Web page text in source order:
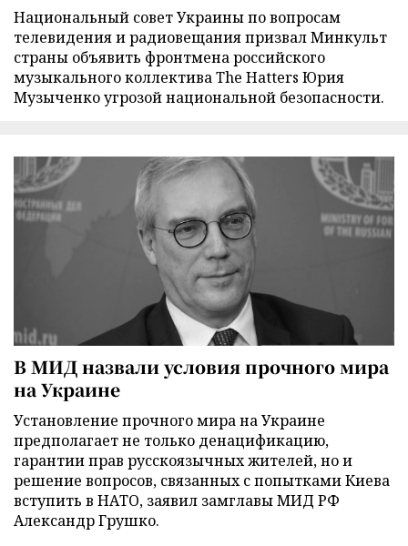
Национальный совет Украины по вопросам
телевидения и радиовещания призвал Минкульт
страны объявить фронтмена российского
музыкального коллектива The Hatters Юрия
Музыченко угрозой национальной безопасности.
В МИД назвали условия прочного мира
на Украине
Установление прочного мира на Украине
предполагает не только денацификацию,
гарантии прав русскоязычных жителей, но и
решение вопросов, связанных с попытками Киева
вступить в НАТО, заявил замглавы МИД РФ
Александр Грушко.